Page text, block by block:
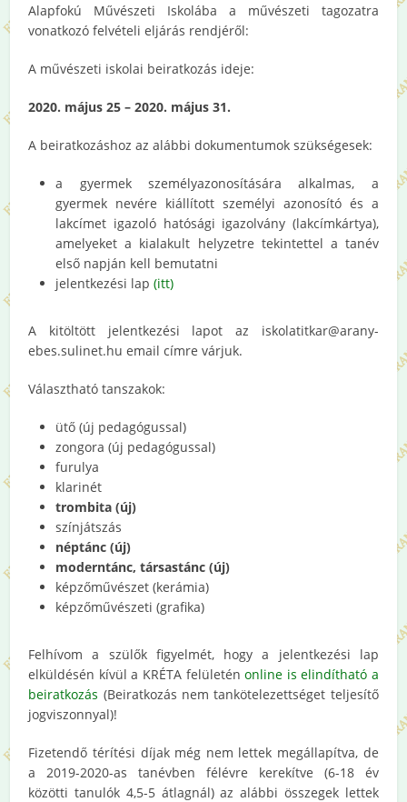
Alapfokú Művészeti Iskolába a művészeti tagozatra
vonatkozó felvételi eljárás rendjéről:
A művészeti iskolai beiratkozás ideje:
2020. május 25 – 2020. május 31.
A beiratkozáshoz az alábbi dokumentumok szükségesek:
a gyermek személyazonosítására alkalmas, a
gyermek nevére kiállított személyi azonosító és a
lakcímet igazoló hatósági igazolvány (lakcímkártya),
amelyeket a kialakult helyzetre tekintettel a tanév
első napján kell bemutatni
jelentkezési lap(itt)
A kitöltött jelentkezési lapot az iskolatitkar@arany-
ebes.sulinet.hu email címre várjuk.
Választható tanszakok:
ütő (új pedagógussal)
zongora (új pedagógussal)
furulya
klarinét
trombita (új)
színjátszás
néptánc (új)
moderntánc, társastánc (új)
képzőművészet (kerámia)
képzőművészeti (grafika)
Felhívom a szülők figyelmét, hogy a jelentkezési lap
elküldésén kívül a KRÉTA felületénonline is elindítható a
beiratkozás (Beiratkozás nem tankötelezettséget teljesítő
jogviszonnyal)!
Fizetendő térítési díjak még nem lettek megállapítva, de
a 2019-2020-as tanévben félévre kerekítve (6-18 év
közötti tanulók 4,5-5 átlagnál) az alábbi összegek lettek